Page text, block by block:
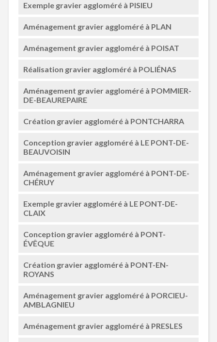
Exemple gravier aggloméré à PISIEU
Aménagement gravier aggloméré à PLAN
Aménagement gravier aggloméré à POISAT
Réalisation gravier aggloméré à POLIÉNAS
Aménagement gravier aggloméré à POMMIER-
DE-BEAUREPAIRE
Création gravier aggloméré à PONTCHARRA
Conception gravier aggloméré à LE PONT-DE-
BEAUVOISIN
Aménagement gravier aggloméré à PONT-DE-
CHÉRUY
Exemple gravier aggloméré à LE PONT-DE-
CLAIX
Conception gravier aggloméré à PONT-
ÉVÊQUE
Création gravier aggloméré à PONT-EN-
ROYANS
Aménagement gravier aggloméré à PORCIEU-
AMBLAGNIEU
Aménagement gravier aggloméré à PRESLES